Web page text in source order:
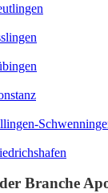
Branche